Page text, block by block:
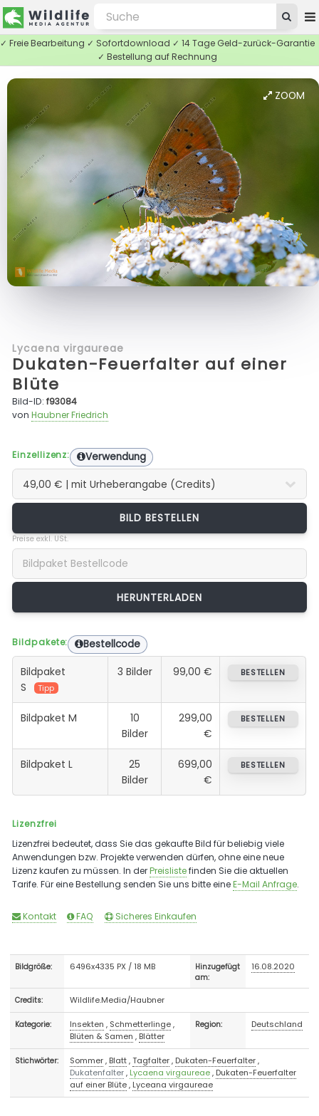
✓ Freie Bearbeitung ✓ Sofortdownload ✓ 14 Tage Geld-zurück-Garantie
✓ Bestellung auf Rechnung
ZOOM
Lycaena virgaureae
Dukaten-Feuerfalter auf einer
Blüte
Bild-ID:f93084
vonHaubner Friedrich
Einzellizenz: Verwendung
BILD BESTELLEN
Preise exkl. USt.
Bildpakete: Bestellcode
Bildpaket
S
Tipp
3 Bilder 99,00 € BESTELLEN
Bildpaket M
10
Bilder
299,00
€
BESTELLEN
Bildpaket L
25
Bilder
699,00
€
BESTELLEN
Lizenzfrei
Lizenzfrei bedeutet, dass Sie das gekaufte Bild für beliebig viele
Anwendungen bzw. Projekte verwenden dürfen, ohne eine neue
Lizenz kaufen zu müssen. In derPreislistefinden Sie die aktuellen
Tarife. Für eine Bestellung senden Sie uns bitte eineE-Mail Anfrage.
Kontakt FAQ Sicheres Einkaufen
Bildgröße: 6496x4335 PX / 18 MB
Hinzugefügt
am:
16.08.2020
Credits: Wildlife.Media/Haubner
Kategorie: Insekten , Schmetterlinge,
Blüten & Samen , Blätter
Region: Deutschland
Stichwörter: Sommer, Blatt,Tagfalter, Dukaten-Feuerfalter,
Dukatenfalter, Lycaena virgaureae, Dukaten-Feuerfalter
auf einer Blüte, Lyceana virgaureae